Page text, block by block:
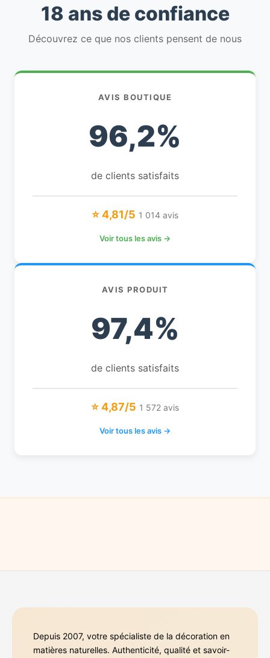
18 ans de confiance
Découvrez ce que nos clients pensent de nous
AVIS BOUTIQUE
96,2%
de clients satisfaits
⭐ 4,81/5 1 014 avis
Voir tous les avis →
AVIS PRODUIT
97,4%
de clients satisfaits
⭐ 4,87/5 1 572 avis
Voir tous les avis →
Depuis 2007, votre spécialiste de la décoration en
matières naturelles. Authenticité, qualité et savoir-